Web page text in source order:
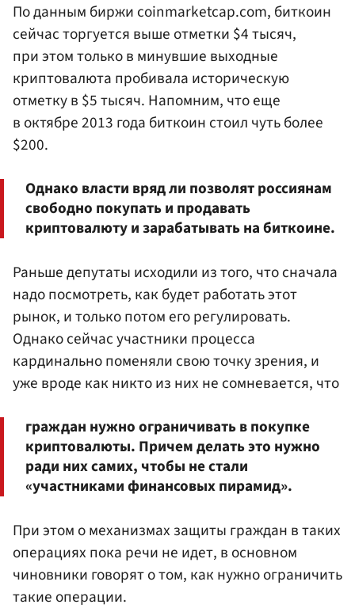
По данным биржи coinmarketcap.com, биткоин
сейчас торгуется выше отметки $4 тысяч,
при этом только в минувшие выходные
криптовалюта пробивала историческую
отметку в $5 тысяч. Напомним, что еще
в октябре 2013 года биткоин стоил чуть более
$200.
Однако власти вряд ли позволят россиянам
свободно покупать и продавать
криптовалюту и зарабатывать на биткоине.
Раньше депутаты исходили из того, что сначала
надо посмотреть, как будет работать этот
рынок, и только потом его регулировать.
Однако сейчас участники процесса
кардинально поменяли свою точку зрения, и
уже вроде как никто из них не сомневается, что
граждан нужно ограничивать в покупке
криптовалюты. Причем делать это нужно
ради них самих, чтобы не стали
«участниками финансовых пирамид».
При этом о механизмах защиты граждан в таких
операциях пока речи не идет, в основном
чиновники говорят о том, как нужно ограничить
такие операции.